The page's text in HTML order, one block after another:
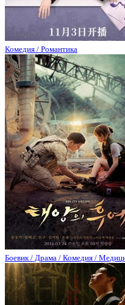
Комедия / Романтика
Боевик / Драма / Комедия /